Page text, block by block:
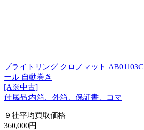
ブライトリング クロノマット
ール 自動巻き
[A※中古]
付属品:内箱、外箱、保証書、コマ
９社平均買取価格
360,000円